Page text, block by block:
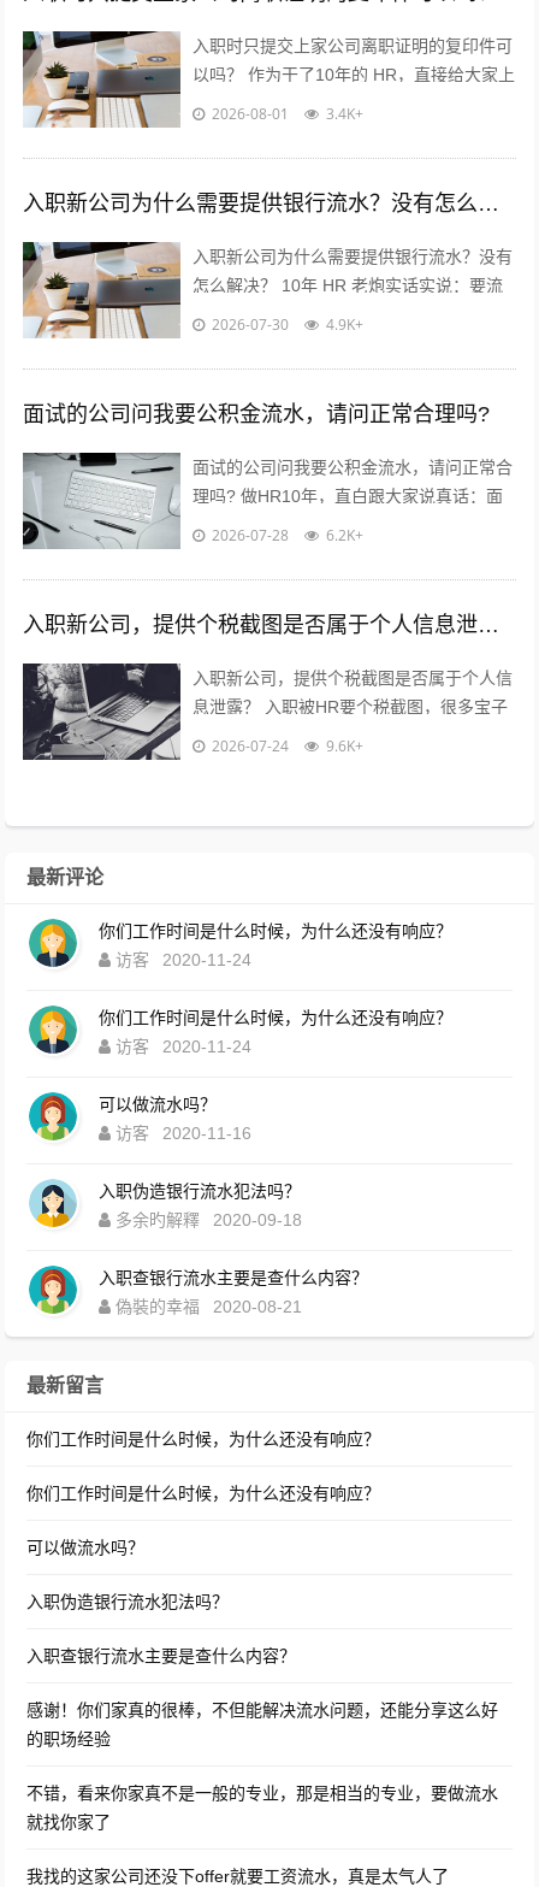
入职时只提交上家公司离职证明的复印件可
以吗？ 作为干了10年的 HR，直接给大家上
干货，不绕弯子！ 答案：分情况，但大概
2026-08-01 3.4K+
入职新公司为什么需要提供银行流水？没有怎么解决？
入职新公司为什么需要提供银行流水？没有
怎么解决？ 10年 HR 老炮实话实说：要流
水真不是公司故意刁难你！? 核心就3点：
2026-07-30 4.9K+
面试的公司问我要公积金流水，请问正常合理吗?
面试的公司问我要公积金流水，请问正常合
理吗? 做HR10年，直白跟大家说真话：面
试要公积金流水，很常见，但不是必须！不
2026-07-28 6.2K+
入职新公司，提供个税截图是否属于个人信息泄露？
入职新公司，提供个税截图是否属于个人信
息泄露？ 入职被HR要个税截图，很多宝子
都慌了：这算不算隐私泄露？到底能不能
2026-07-24 9.6K+
最新评论
你们工作时间是什么时候，为什么还没有响应？
访客
2020-11-24
你们工作时间是什么时候，为什么还没有响应？
访客
2020-11-24
可以做流水吗？
访客
2020-11-16
入职伪造银行流水犯法吗？
多余旳解釋
2020-09-18
入职查银行流水主要是查什么内容？
偽裝的幸福
2020-08-21
最新留言
你们工作时间是什么时候，为什么还没有响应？
你们工作时间是什么时候，为什么还没有响应？
可以做流水吗？
入职伪造银行流水犯法吗？
入职查银行流水主要是查什么内容？
感谢！你们家真的很棒，不但能解决流水问题，还能分享这么好
的职场经验
不错，看来你家真不是一般的专业，那是相当的专业，要做流水
就找你家了
我找的这家公司还没下offer就要工资流水，真是太气人了